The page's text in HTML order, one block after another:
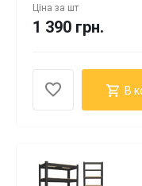
Ціна за шт
1 390 грн.
В